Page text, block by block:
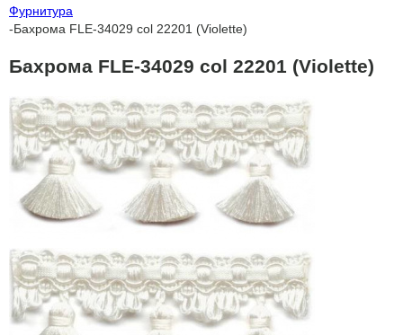
Фурнитура
-Бахрома FLE-34029 col 22201 (Violette)
Бахрома FLE-34029 col 22201 (Violette)